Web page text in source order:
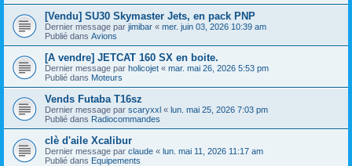
[Vendu] SU30 Skymaster Jets, en pack PNP
Dernier message par jimibar « mer. juin 03, 2026 10:39 am
Publié dans Avions
[A vendre] JETCAT 160 SX en boite.
Dernier message par holicojet « mar. mai 26, 2026 5:53 pm
Publié dans Moteurs
Vends Futaba T16sz
Dernier message par scaryxxl « lun. mai 25, 2026 7:03 pm
Publié dans Radiocommandes
clè d'aile Xcalibur
Dernier message par claude « lun. mai 11, 2026 11:17 am
Publié dans Equipements